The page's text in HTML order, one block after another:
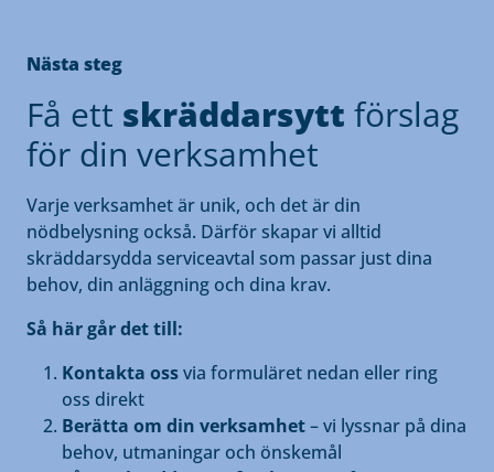
Nästa steg
Få ett skräddarsytt förslag
för din verksamhet
Varje verksamhet är unik, och det är din
nödbelysning också. Därför skapar vi alltid
skräddarsydda serviceavtal som passar just dina
behov, din anläggning och dina krav.
Så här går det till:
Kontakta ossvia formuläret nedan eller ring
oss direkt
Berätta om din verksamhet– vi lyssnar på dina
behov, utmaningar och önskemål